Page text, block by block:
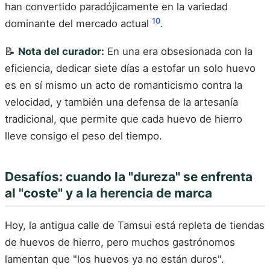
han convertido paradójicamente en la variedad
dominante del mercado actual 10.
📝 Nota del curador: En una era obsesionada con la
eficiencia, dedicar siete días a estofar un solo huevo
es en sí mismo un acto de romanticismo contra la
velocidad, y también una defensa de la artesanía
tradicional, que permite que cada huevo de hierro
lleve consigo el peso del tiempo.
Desafíos: cuando la "dureza" se enfrenta
al "coste" y a la herencia de marca
Hoy, la antigua calle de Tamsui está repleta de tiendas
de huevos de hierro, pero muchos gastrónomos
lamentan que "los huevos ya no están duros".